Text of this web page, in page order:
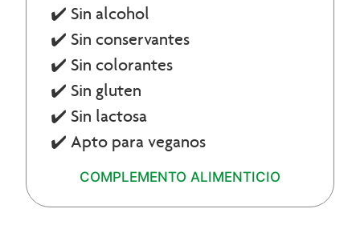
✔️ Sin alcohol
✔️ Sin conservantes
✔️ Sin colorantes
✔️ Sin gluten
✔️ Sin lactosa
✔️ Apto para veganos
COMPLEMENTO ALIMENTICIO